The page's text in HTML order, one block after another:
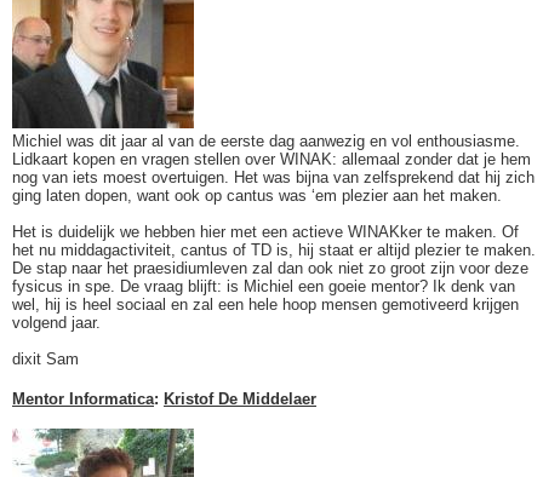
Michiel was dit jaar al van de eerste dag aanwezig en vol enthousiasme.
Lidkaart kopen en vragen stellen over WINAK: allemaal zonder dat je hem
nog van iets moest overtuigen. Het was bijna van zelfsprekend dat hij zich
ging laten dopen, want ook op cantus was ‘em plezier aan het maken.
Het is duidelijk we hebben hier met een actieve WINAKker te maken. Of
het nu middagactiviteit, cantus of TD is, hij staat er altijd plezier te maken.
De stap naar het praesidiumleven zal dan ook niet zo groot zijn voor deze
fysicus in spe. De vraag blijft: is Michiel een goeie mentor? Ik denk van
wel, hij is heel sociaal en zal een hele hoop mensen gemotiveerd krijgen
volgend jaar.
dixit Sam
Mentor Informatica: Kristof De Middelaer